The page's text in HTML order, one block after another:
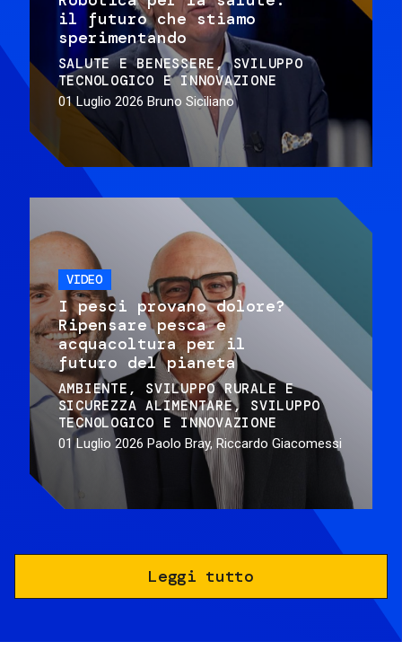
il futuro che stiamo
sperimentando
SALUTE E BENESSERE
SVILUPPO
TECNOLOGICO E INNOVAZIONE
01 Luglio 2026 Bruno Siciliano
VIDEO
I pesci provano dolore?
Ripensare pesca e
acquacoltura per il
futuro del pianeta
AMBIENTE
SVILUPPO RURALE E
SICUREZZA ALIMENTARE
SVILUPPO
TECNOLOGICO E INNOVAZIONE
01 Luglio 2026 Paolo Bray, Riccardo Giacomessi
Leggi tutto